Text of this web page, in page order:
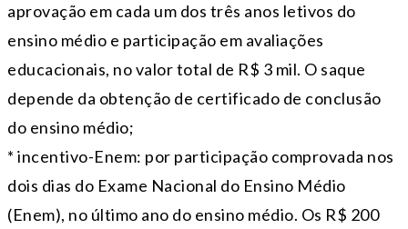
aprovação em cada um dos três anos letivos do
ensino médio e participação em avaliações
educacionais, no valor total de R$ 3 mil. O saque
depende da obtenção de certificado de conclusão
do ensino médio;
* incentivo-Enem: por participação comprovada nos
dois dias do Exame Nacional do Ensino Médio
(Enem), no último ano do ensino médio. Os R$ 200